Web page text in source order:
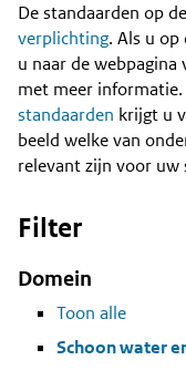
Content
De standaarden op
verplichting. Als u
u naar de
met meer
standaarden krijgt u
beeld welke van
relevant zijn voor uw
Filter
Domein
Toon alle
Schoon water